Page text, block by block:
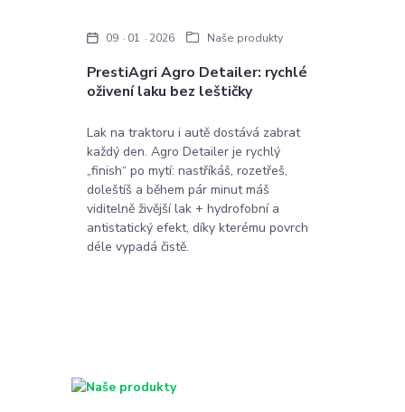
PrestiAgri Agro Detailer: rychlé
oživení laku bez leštičky
09 01 2026 Naše produkty
Lak na traktoru i autě dostává zabrat
každý den. Agro Detailer je rychlý
„finish“ po mytí: nastříkáš, rozetřeš,
doleštíš a během pár minut máš
viditelně živější lak + hydrofobní a
antistatický efekt, díky kterému povrch
déle vypadá čistě.